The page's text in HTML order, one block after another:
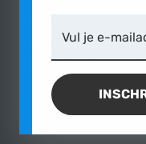
Privacy verklaring
Algemene voorwaarden
Vul je e-